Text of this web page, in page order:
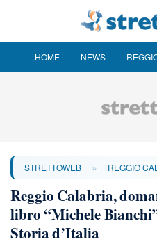
HOME NEWS
STRETTOWEB » REGGIO
Reggio Calabria,
libro “Michele
Storia d’Italia